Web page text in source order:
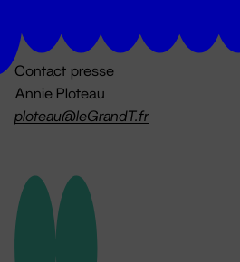
Contact presse
Annie Ploteau
ploteau@leGrandT.fr